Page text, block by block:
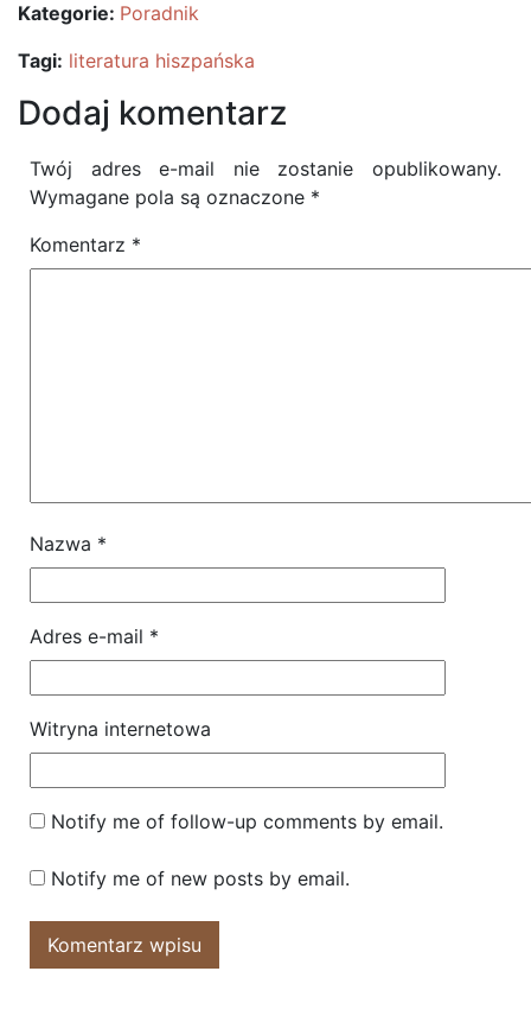
Kategorie: Poradnik
Tagi: literatura hiszpańska
Dodaj komentarz
Twój adres e-mail nie zostanie opublikowany.
Wymagane pola są oznaczone *
Komentarz *
Nazwa *
Adres e-mail *
Witryna internetowa
Notify me of follow-up comments by email.
Notify me of new posts by email.